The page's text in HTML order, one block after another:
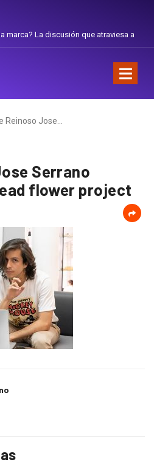
La discusión que atraviesa a
Gabriela
Reinoso Jose…
Serrano
flower project